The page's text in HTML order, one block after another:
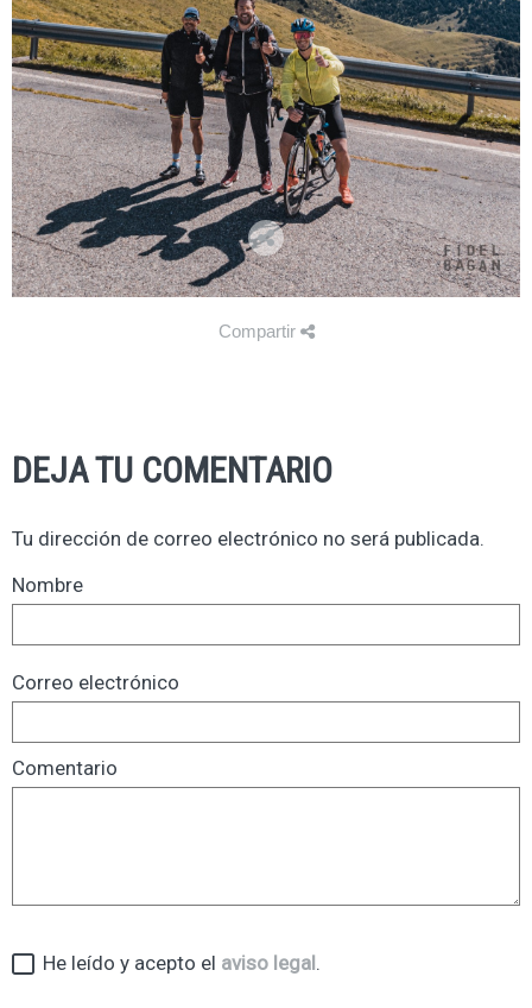
Compartir
DEJA TU COMENTARIO
Tu dirección de correo electrónico no será publicada.
Nombre
Correo electrónico
Comentario
He leído y acepto el aviso legal.